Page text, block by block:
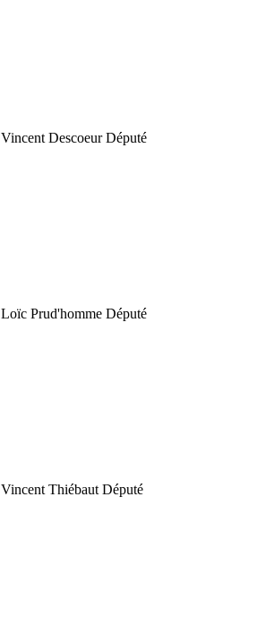
Vincent Descoeur Député
Loïc Prud'homme Député
Vincent Thiébaut Député